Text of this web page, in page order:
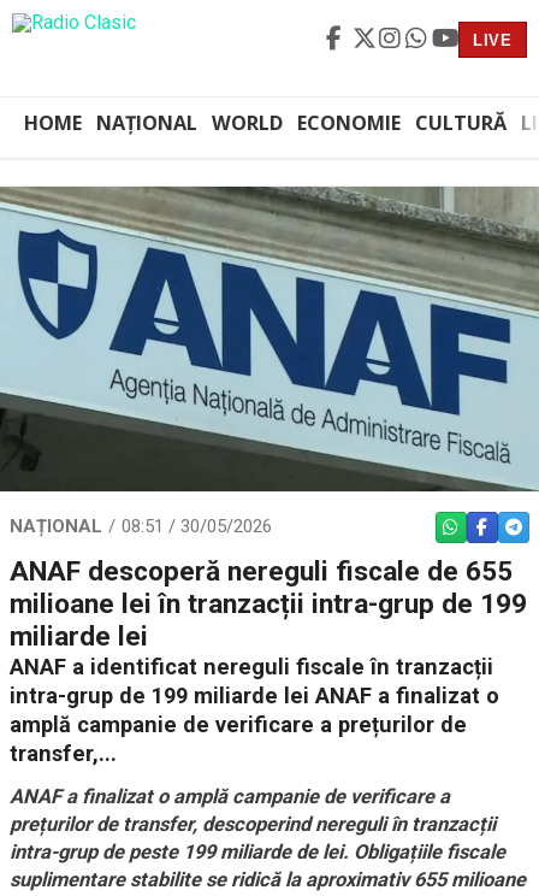
LIVE
HOME NAȚIONAL WORLD ECONOMIE CULTURĂ
NAȚIONAL 08:51 / 30/05/2026 WHATSAPP
ANAF descoperă nereguli fiscale de 655
milioane lei în tranzacții intra-grup de 199
miliarde lei
ANAF a identificat nereguli fiscale în tranzacții
intra-grup de 199 miliarde lei ANAF a finalizat o
amplă campanie de verificare a prețurilor de
transfer,...
ANAF a finalizat o amplă campanie de verificare a
prețurilor de transfer, descoperind nereguli în tranzacții
intra-grup de peste 199 miliarde de lei. Obligațiile fiscale
suplimentare stabilite se ridică la aproximativ 655 milioane